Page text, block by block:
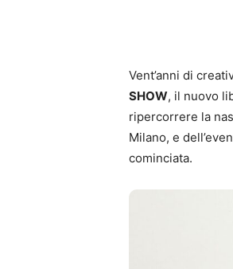
Vent’anni di
SHOW, il nuovo
ripercorrere la
Milano, e
cominciata.